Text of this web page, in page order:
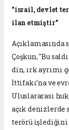
"israil, devlet
ilan etmiştir"
Açıklamasında
Çoşkun, "Bu
din, ırk ayrımı
İttifakı’na ve
Uluslararası
açık denizlerde
terörü işlediğini